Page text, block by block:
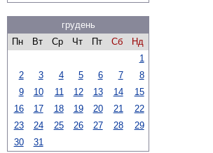
грудень
Пн
Вт Ср Чт Пт Сб
Нд
1
2
3 4 5 6 7
8
9
10 11 12 13 14
15
16
17 18 19 20 21
22
23
24 25 26 27 28
29
30
31